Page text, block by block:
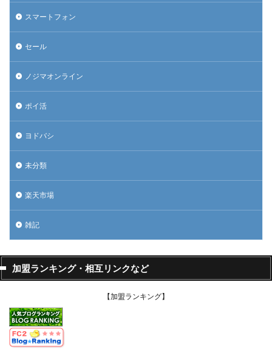
スマートフォン
セール
ノジマオンライン
ポイ活
ヨドバシ
未分類
楽天市場
雑記
加盟ランキング・相互リンクなど
【加盟ランキング】